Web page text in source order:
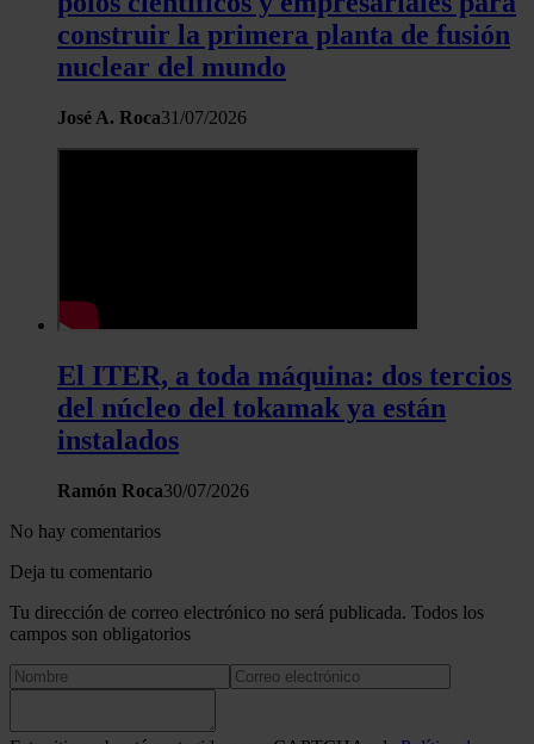
construir la primera planta de fusión
nuclear del mundo
José A. Roca31/07/2026
El ITER, a toda máquina: dos tercios
del núcleo del tokamak ya están
instalados
Ramón Roca30/07/2026
No hay comentarios
Deja tu comentario
Tu dirección de correo electrónico no será publicada. Todos los
campos son obligatorios